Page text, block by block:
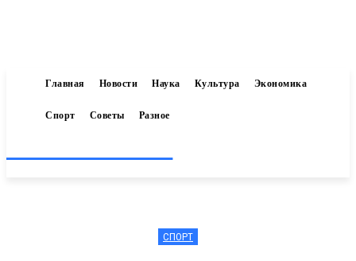
Главная Новости Наука Культура Экономика
Спорт Советы Разное
СПОРТ